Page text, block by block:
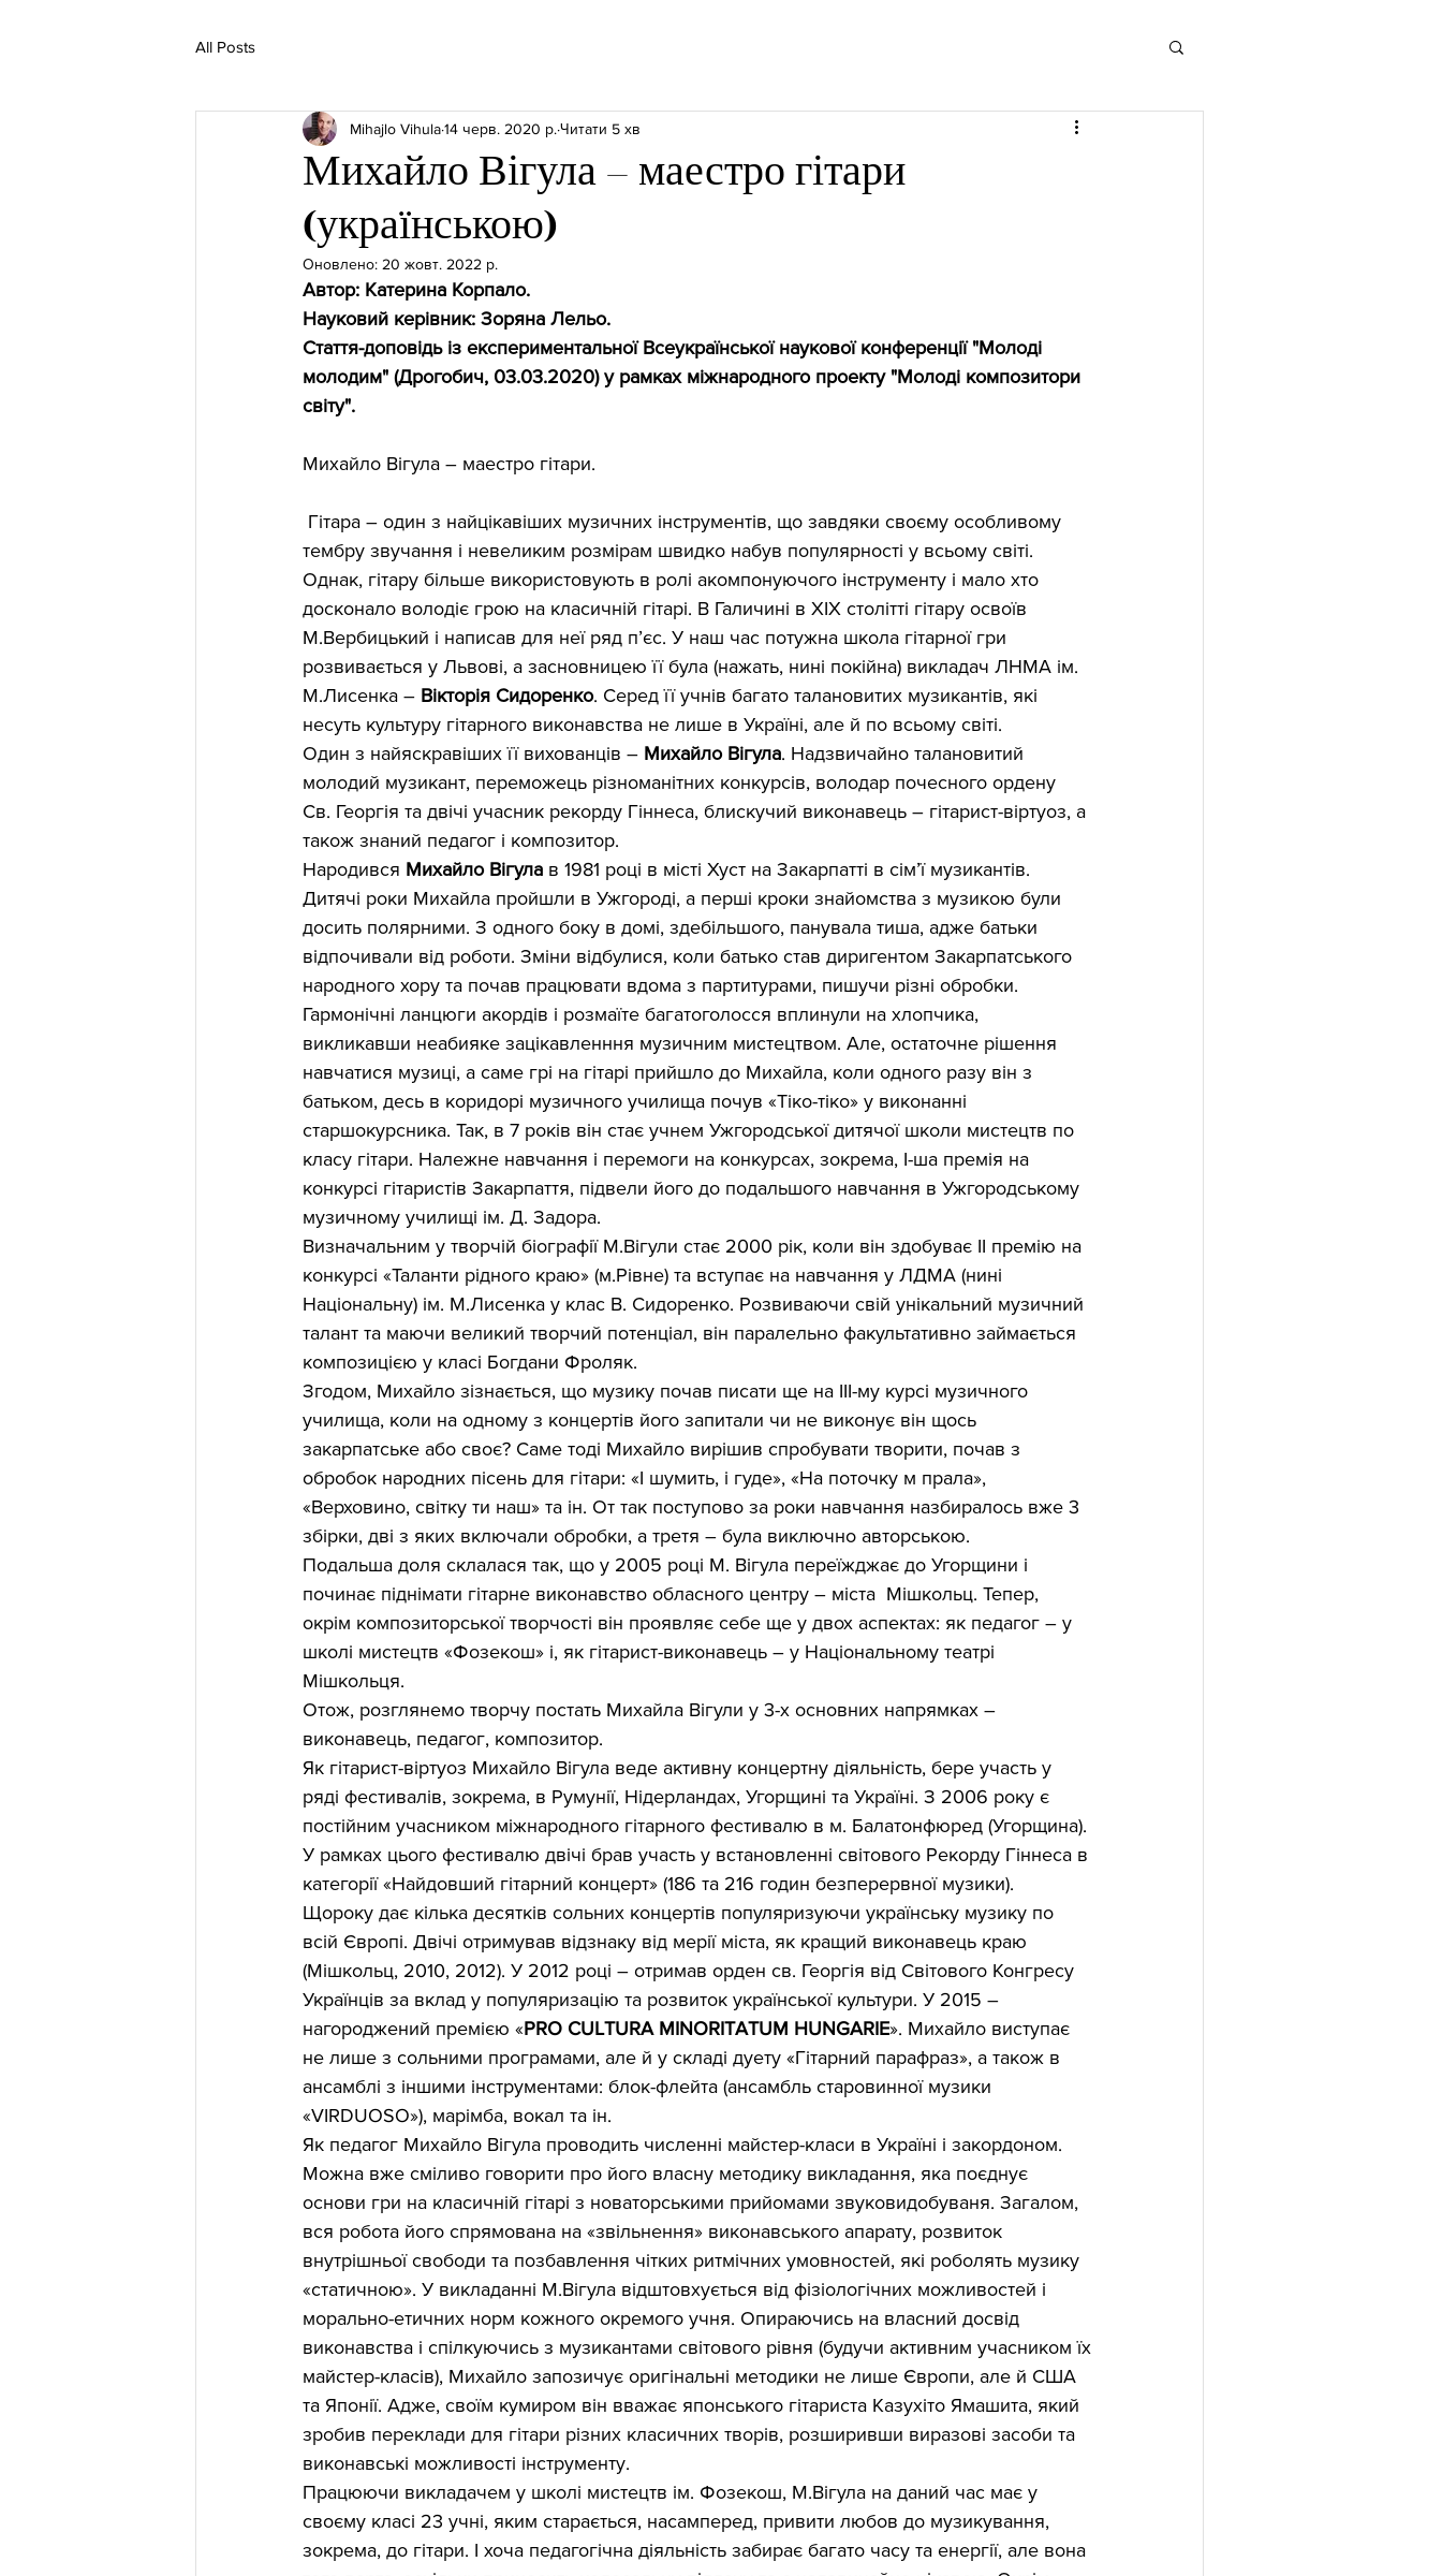
All Posts
Михайло Вігула – маестро гітари
(українською)
Mihajlo Vihula14 черв. 2020 р. Читати 5 хв
Оновлено: 20 жовт. 2022 р.
Автор: Катерина Корпало.
Науковий керівник: Зоряна Лельо.
Стаття-доповідь із експериментальної Всеукраїнської наукової конференції "Молоді
молодим" (Дрогобич, 03.03.2020) у рамках міжнародного проекту "Молоді композитори
світу".
Михайло Вігула – маестро гітари.
тембру звучання і невеликим розмірам швидко набув популярності у всьому світі.
Однак, гітару більше використовують в ролі акомпoнуючого інструменту і мало хто
досконало володіє грою на класичній гітарі. В Галичині в ХІХ столітті гітару освоїв
М.Вербицький і написав для неї ряд п’єс. У наш час потужна школа гітарної гри
розвивається у Львові, а засновницею її була (нажать, нині покійна) викладач ЛНМА ім.
М.Лисенка – Вікторія Сидоренко. Серед її учнів багато талановитих музикантів, які
несуть культуру гітарного виконавства не лише в Україні, але й по всьому світі.
Один з найяскравіших її вихованців – Михайло Вігула. Надзвичайно талановитий
молодий музикант, переможець різноманітних конкурсів, володар почесного ордену
Св. Георгія та двічі учасник рекорду Гіннеса, блискучий виконавець – гітарист-віртуоз, а
також знаний педагог і композитор.
Народився Михайло Вігула в 1981 році в місті Хуст на Закарпатті в сім’ї музикантів.
Дитячі роки Михайла пройшли в Ужгороді, а перші кроки знайомства з музикою були
досить полярними. З одного боку в домі, здебільшого, панувала тиша, адже батьки
відпочивали від роботи. Зміни відбулися, коли батько став диригентом Закарпатського
народного хору та почав працювати вдома з партитурами, пишучи різні обробки.
Гармонічні ланцюги акордів і розмаїте багатоголосся вплинули на хлопчика,
викликавши неабияке зацікавленння музичним мистецтвом. Але, остаточне рішення
навчатися музицi, а саме грі на гітарі прийшло до Михайла, коли одного разу він з
батьком, десь в коридорі музичного училища почув «Тіко-тіко» у виконанні
старшокурсника. Так, в 7 років він стає учнем Ужгородської дитячої школи мистецтв по
класу гітари. Належне навчання і перемоги на конкурсах, зокрема, І-ша премія на
конкурсі гітаристів Закарпаття, підвели його до подальшого навчання в Ужгородському
музичному училищі ім. Д. Задора.
Визначальним у творчій біографії М.Вігули стає 2000 рік, коли він здобуває ІІ премію на
конкурсі «Таланти рідного краю» (м.Рівне) та вступає на навчання у ЛДМА (нині
Національну) ім. М.Лисенка у клас В. Сидоренко. Розвиваючи свій унікальний музичний
талант та маючи великий творчий потенціал, він паралельно факультативно займається
композицією у класі Богдани Фроляк.
Згодом, Михайло зізнається, що музику почав писати ще на ІІІ-му курсі музичного
училища, коли на одному з концертів його запитали чи не виконує він щось
закарпатське або своє? Саме тоді Михайло вирішив спробувати творити, почав з
обробок народних пісень для гітари: «І шумить, і гуде», «На поточку м прала»,
«Верховино, світку ти наш» та ін. От так поступово за роки навчання назбиралось вже 3
збірки, дві з яких включали обробки, а третя – була виключно авторською.
Подальша доля склалася так, що у 2005 році М. Вігула переїжджає до Угорщини і
починає піднімати гітарне виконавство обласного центру – міста  Мішкольц. Тепер,
окрім композиторської творчості він проявляє себе ще у двох аспектах: як педагог – у
школі мистецтв «Фозекош» і, як гітарист-виконавець – у Національному театрі
Мішкольця.
Отож, розглянемо творчу постать Михайла Вігули у 3-х основних напрямках –
виконавець, педагог, композитор.
Як гітарист-віртуоз Михайло Вігула веде активну концертну діяльність, бере участь у
ряді фестивалів, зокрема, в Румунії, Нідерландах, Угорщині та Україні. З 2006 року є
постійним учасником міжнародного гітарного фестивалю в м. Балатонфюред (Угорщина).
У рамках цього фестивалю двічі брав участь у встановленні світового Рекорду Гіннеса в
категорії «Найдовший гітарний концерт» (186 та 216 годин безперервної музики).
Щороку дає кілька десятків сольних концертів популяризуючи українську музику по
всій Європі. Двічі отримував відзнаку від мерії міста, як кращий виконавець краю
(Мішкольц, 2010, 2012). У 2012 році – отримав орден св. Георгія від Світового Конгресу
Українців за вклад у популяризацію та розвиток української культури. У 2015 –
нагороджений премією «PRO CULTURA MINORITATUM HUNGARIE». Михайло виступає
не лише з сольними програмами, але й у складі дуету «Гітарний парафраз», а також в
ансамблі з іншими інструментами: блок-флейта (ансамбль старовинної музики
«VIRDUOSO»), марімба, вокал та ін.
Як педагог Михайло Вігула проводить численні майстер-класи в Україні і закордоном.
Можна вже сміливо говорити про його власну методику викладання, яка поєднує
основи гри на класичній гітарі з новаторськими прийомами звуковидобуваня. Загалом,
вся робота його спрямована на «звільнення» виконавського апарату, розвиток
внутрішньої свободи та позбавлення чітких ритмічних умовностей, які роболять музику
«статичною». У викладанні М.Вігула відштовхується від фізіологічних можливостей і
морально-етичних норм кожного окремого учня. Опираючись на власний досвід
виконавства і спілкуючись з музикантами світового рівня (будучи активним учасником їх
майстер-класів), Михайло запозичує оригінальні методики не лише Європи, але й США
та Японії. Адже, своїм кумиром він вважає японського гітариста Казухіто Ямашита, який
зробив переклади для гітари різних класичних творів, розширивши виразові засоби та
виконавські можливості інструменту.
Працюючи викладачем у школі мистецтв ім. Фозекош, М.Вігула на даний час має у
своєму класі 23 учні, яким старається, насамперед, привити любов до музикування,
зокрема, до гітари. І хоча педагогічна діяльність забирає багато часу та енергії, але вона